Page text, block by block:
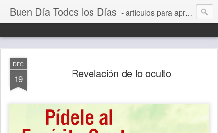
Buen Día Todos los Días - artículos para aprender a vivir mejor, un día a la vez. Por Juan C Quintero
DEC
19 Revelación de lo oculto